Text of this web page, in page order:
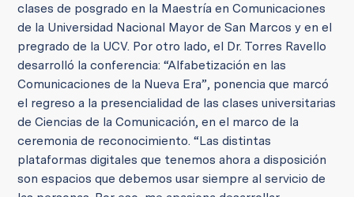
clases de posgrado en la Maestría en Comunicaciones
de la Universidad Nacional Mayor de San Marcos y en el
pregrado de la UCV. Por otro lado, el Dr. Torres Ravello
desarrolló la conferencia: “Alfabetización en las
Comunicaciones de la Nueva Era”, ponencia que marcó
el regreso a la presencialidad de las clases universitarias
de Ciencias de la Comunicación, en el marco de la
ceremonia de reconocimiento. “Las distintas
plataformas digitales que tenemos ahora a disposición
son espacios que debemos usar siempre al servicio de